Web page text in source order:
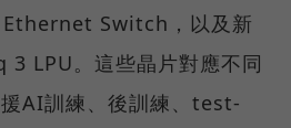
Switch，以及新
LPU。這些晶片對應不同
AI訓練、後訓練、test-